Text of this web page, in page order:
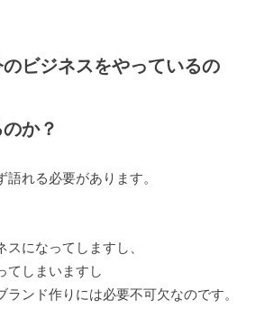
ビジネスをやっているの
か？
れる必要があります。
になってしますし、
てしまいますし
ンド作りには必要不可欠なのです。